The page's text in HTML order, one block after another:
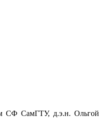
СФ СамГТУ, д.э.н. Ольгой